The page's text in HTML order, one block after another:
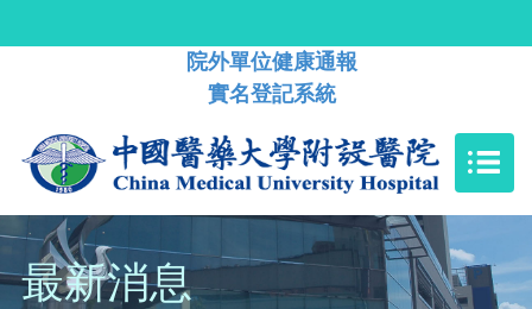
院外單位健康通報
實名登記系統
最新消息